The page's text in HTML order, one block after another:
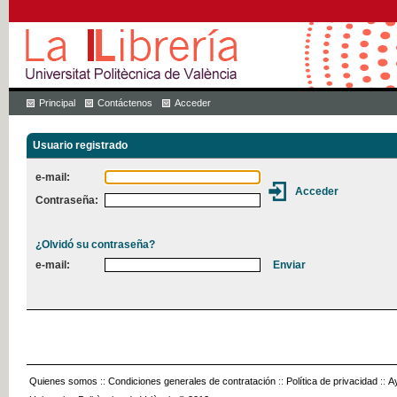
Principal Contáctenos Acceder
Usuario registrado
e-mail:
Contraseña:
¿Olvidó su contraseña?
e-mail:
Quienes somos :: Condiciones generales de contratación :: Política de privacidad ::